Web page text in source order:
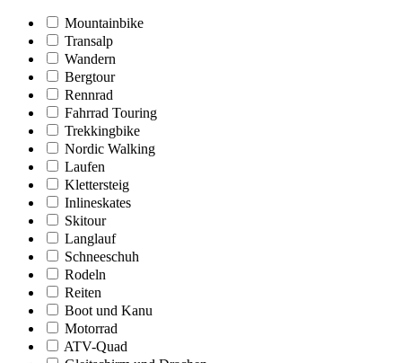
Mountainbike
Transalp
Wandern
Bergtour
Rennrad
Fahrrad Touring
Trekkingbike
Nordic Walking
Laufen
Klettersteig
Inlineskates
Skitour
Langlauf
Schneeschuh
Rodeln
Reiten
Boot und Kanu
Motorrad
ATV-Quad